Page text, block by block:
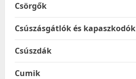
Csörgők
Csúszásgátlók és kapaszkodók
Csúszdák
Cumik